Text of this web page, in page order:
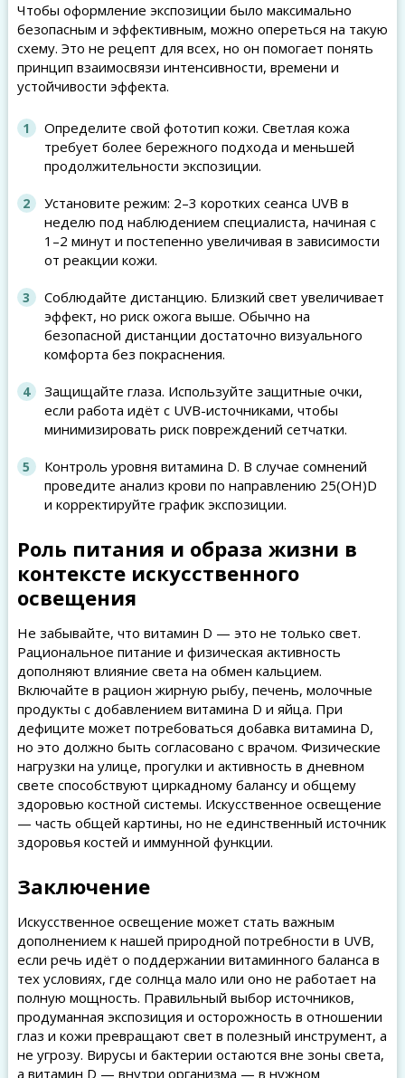
Чтобы оформление экспозиции было максимально
безопасным и эффективным, можно опереться на такую
схему. Это не рецепт для всех, но он помогает понять
принцип взаимосвязи интенсивности, времени и
устойчивости эффекта.
Определите свой фототип кожи. Светлая кожа
требует более бережного подхода и меньшей
продолжительности экспозиции.
Установите режим: 2–3 коротких сеанса UVB в
неделю под наблюдением специалиста, начиная с
1–2 минут и постепенно увеличивая в зависимости
от реакции кожи.
Соблюдайте дистанцию. Близкий свет увеличивает
эффект, но риск ожога выше. Обычно на
безопасной дистанции достаточно визуального
комфорта без покраснения.
Защищайте глаза. Используйте защитные очки,
если работа идёт с UVB-источниками, чтобы
минимизировать риск повреждений сетчатки.
Контроль уровня витамина D. В случае сомнений
проведите анализ крови по направлению 25(OH)D
и корректируйте график экспозиции.
Роль питания и образа жизни в
контексте искусственного
освещения
Не забывайте, что витамин D — это не только свет.
Рациональное питание и физическая активность
дополняют влияние света на обмен кальцием.
Включайте в рацион жирную рыбу, печень, молочные
продукты с добавлением витамина D и яйца. При
дефиците может потребоваться добавка витамина D,
но это должно быть согласовано с врачом. Физические
нагрузки на улице, прогулки и активность в дневном
свете способствуют циркадному балансу и общему
здоровью костной системы. Искусственное освещение
— часть общей картины, но не единственный источник
здоровья костей и иммунной функции.
Заключение
Искусственное освещение может стать важным
дополнением к нашей природной потребности в UVB,
если речь идёт о поддержании витаминного баланса в
тех условиях, где солнца мало или оно не работает на
полную мощность. Правильный выбор источников,
продуманная экспозиция и осторожность в отношении
глаз и кожи превращают свет в полезный инструмент, а
не угрозу. Вирусы и бактерии остаются вне зоны света,
а витамин D — внутри организма — в нужном